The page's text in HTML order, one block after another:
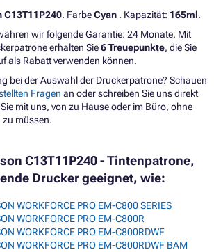
C13T11P240. FarbeCyan . Kapazität: 165ml.
wir folgende Garantie: 24 Monate. Mit
erhalten Sie6 Treuepunkte, die Sie
als Rabatt verwenden können.
bei der Auswahl der Druckerpatrone? Schauen
Fragen an oder schreiben Sie uns direkt
mit uns, von zu Hause oder im Büro, ohne
zu müssen.
C13T11P240 - Tintenpatrone,
Drucker geeignet, wie:
WORKFORCE PRO EM-C800 SERIES
WORKFORCE PRO EM-C800R
WORKFORCE PRO EM-C800RDWF
WORKFORCE PRO EM-C800RDWF BAM